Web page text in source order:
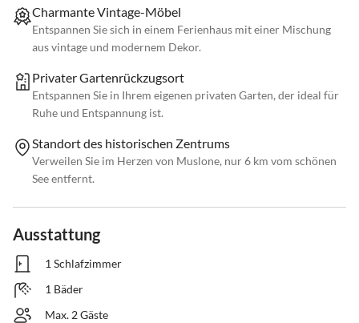
Charmante Vintage-Möbel
Entspannen Sie sich in einem Ferienhaus mit einer Mischung
aus vintage und modernem Dekor.
Privater Gartenrückzugsort
Entspannen Sie in Ihrem eigenen privaten Garten, der ideal für
Ruhe und Entspannung ist.
Standort des historischen Zentrums
Verweilen Sie im Herzen von Muslone, nur 6 km vom schönen
See entfernt.
Ausstattung
1 Schlafzimmer
1 Bäder
Max. 2 Gäste